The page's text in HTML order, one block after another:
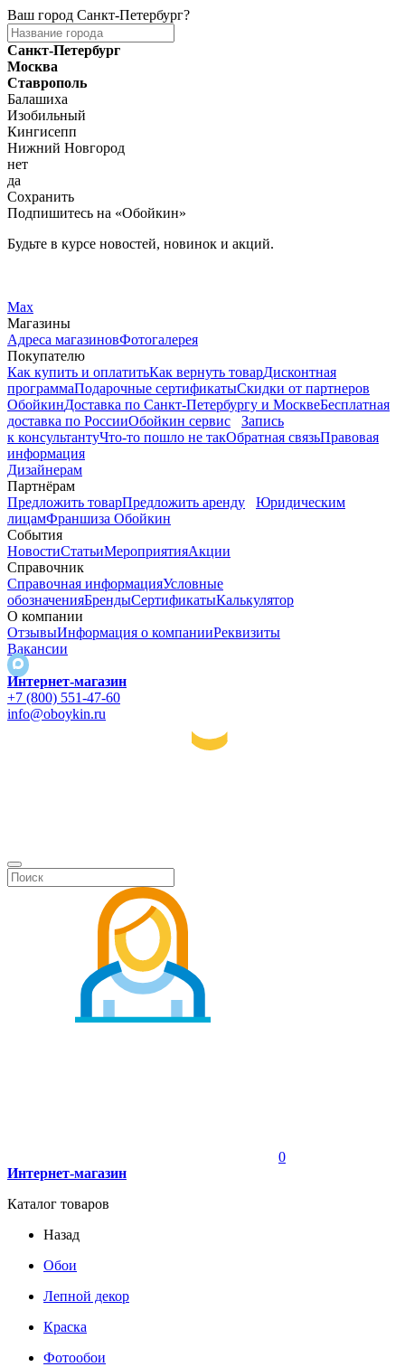
Ваш город Санкт-Петербург?
Санкт-Петербург
Москва
Ставрополь
Балашиха
Изобильный
Кингисепп
Нижний Новгород
нет
да
Сохранить
Подпишитесь на «Обойкин»
Будьте в курсе новостей, новинок и акций.
Max
Магазины
Адреса магазиновФотогалерея
Покупателю
Как купить и оплатитьКак вернуть товарДисконтная
программаПодарочные сертификатыСкидки от партнеров
ОбойкинДоставка по Санкт-Петербургу и МосквеБесплатная
доставка по РоссииОбойкин сервис
Запись
к консультантуЧто-то пошло не такОбратная связьПравовая
информация
Дизайнерам
Партнёрам
Предложить товарПредложить аренду
Юридическим
лицамФраншиза Обойкин
События
НовостиСтатьиМероприятияАкции
Справочник
Справочная информацияУсловные
обозначенияБрендыСертификатыКалькулятор
О компании
ОтзывыИнформация о компанииРеквизиты
Вакансии
Интернет-магазин
+7 (800) 551-47-60
info@oboykin.ru
0
Интернет-магазин
Каталог товаров
Назад
Обои
Лепной декор
Краска
Фотообои